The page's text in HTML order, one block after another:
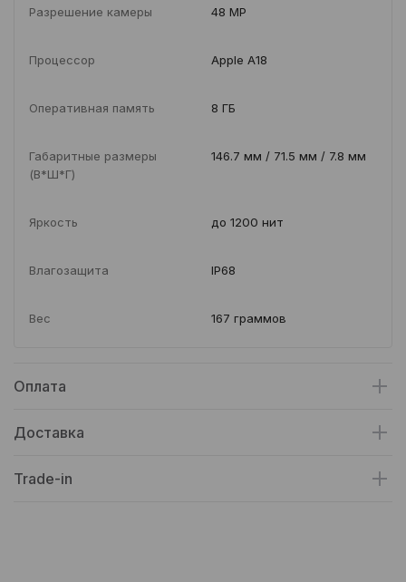
Разрешение камеры 48 MP
Процессор Apple A18
Оперативная память 8 ГБ
Габаритные размеры
(В*Ш*Г)
146.7 мм / 71.5 мм / 7.8 мм
Яркость до 1200 нит
Влагозащита IP68
Вес 167 граммов
Оплата
Доставка
Trade-in